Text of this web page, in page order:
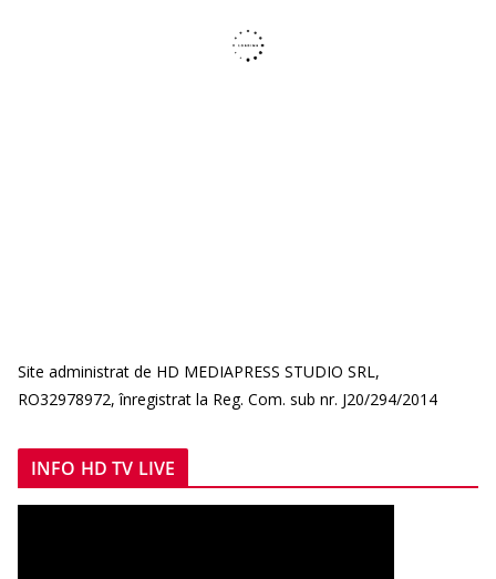
Site administrat de HD MEDIAPRESS STUDIO SRL,
RO32978972, înregistrat la Reg. Com. sub nr. J20/294/2014
INFO HD TV LIVE